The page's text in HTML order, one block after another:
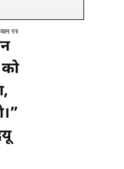
रखना, विपक्षी नेताओं को घर से निकलने